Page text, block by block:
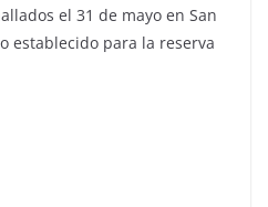
el 31 de mayo en San
establecido para la reserva